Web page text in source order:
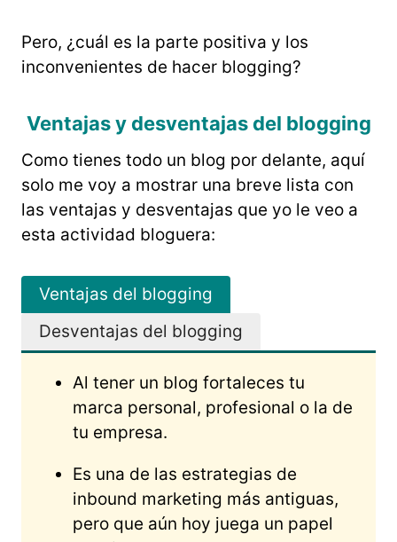
Pero, ¿cuál es la parte positiva y los
inconvenientes de hacer blogging?
Ventajas y desventajas del blogging
Como tienes todo un blog por delante, aquí
solo me voy a mostrar una breve lista con
las ventajas y desventajas que yo le veo a
esta actividad bloguera:
Ventajas del blogging
Desventajas del blogging
Al tener un blog fortaleces tu
marca personal, profesional o la de
tu empresa.
Es una de las estrategias de
inbound marketing más antiguas,
pero que aún hoy juega un papel